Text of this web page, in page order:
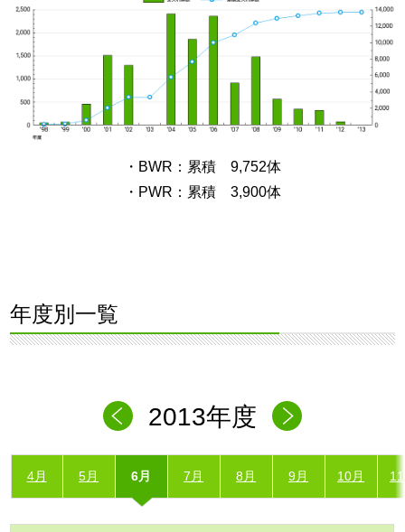
・BWR：累積 9,752体
・PWR：累積 3,900体
年度別一覧
2013年度
4月 5月 6月 7月 8月 9月 10月